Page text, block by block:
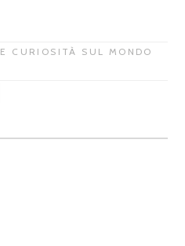
CURIOSITÀ SUL MONDO